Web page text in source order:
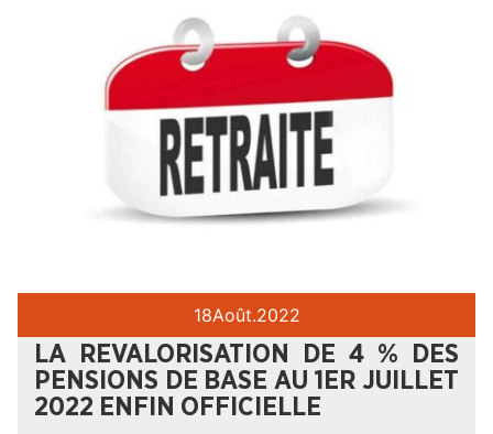
18Août.2022
LA REVALORISATION DE 4 % DES
PENSIONS DE BASE AU 1ER JUILLET
2022 ENFIN OFFICIELLE